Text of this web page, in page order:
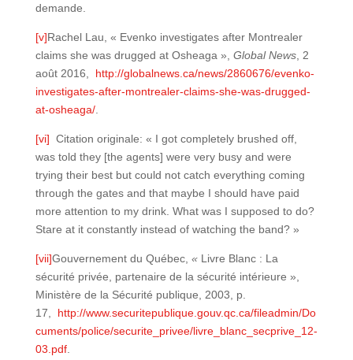
demande.
[v]Rachel Lau, « Evenko investigates after Montrealer
claims she was drugged at Osheaga », Global News, 2
août 2016, http://globalnews.ca/news/2860676/evenko-
investigates-after-montrealer-claims-she-was-drugged-
at-osheaga/.
[vi] Citation originale: « I got completely brushed off,
was told they [the agents] were very busy and were
trying their best but could not catch everything coming
through the gates and that maybe I should have paid
more attention to my drink. What was I supposed to do?
Stare at it constantly instead of watching the band? »
[vii]Gouvernement du Québec, « Livre Blanc : La
sécurité privée, partenaire de la sécurité intérieure »,
Ministère de la Sécurité publique, 2003, p.
17, http://www.securitepublique.gouv.qc.ca/fileadmin/Do
cuments/police/securite_privee/livre_blanc_secprive_12-
03.pdf.